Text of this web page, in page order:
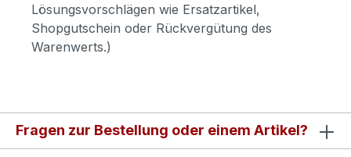
Lösungsvorschlägen wie Ersatzartikel,
Shopgutschein oder Rückvergütung des
Warenwerts.)
Fragen zur Bestellung oder einem Artikel?